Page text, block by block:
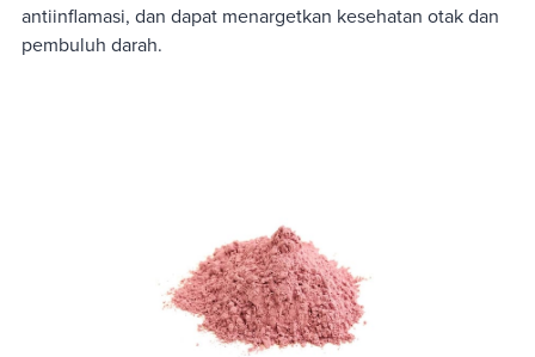
antiinflamasi, dan dapat menargetkan kesehatan otak dan
pembuluh darah.